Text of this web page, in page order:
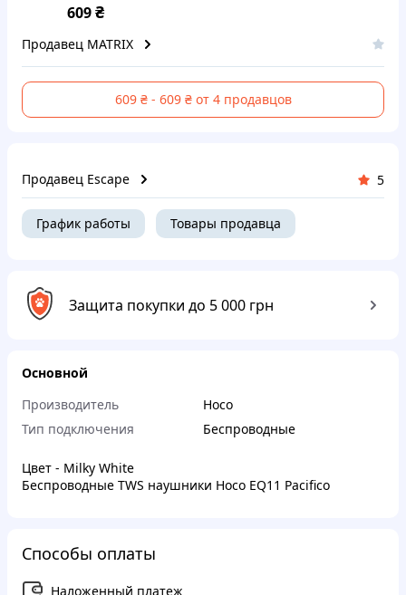
609₴
Продавец MATRIX
609 ₴ - 609 ₴ от 4 продавцов
Продавец Escape 5
График работы Товары продавца
Защита покупки до 5 000 грн
Основной
Производитель
Hoco
Тип подключения
Беспроводные
Цвет - Milky White
Беспроводные TWS наушники Hoco EQ11 Pacifico
Способы оплаты
Наложенный платеж